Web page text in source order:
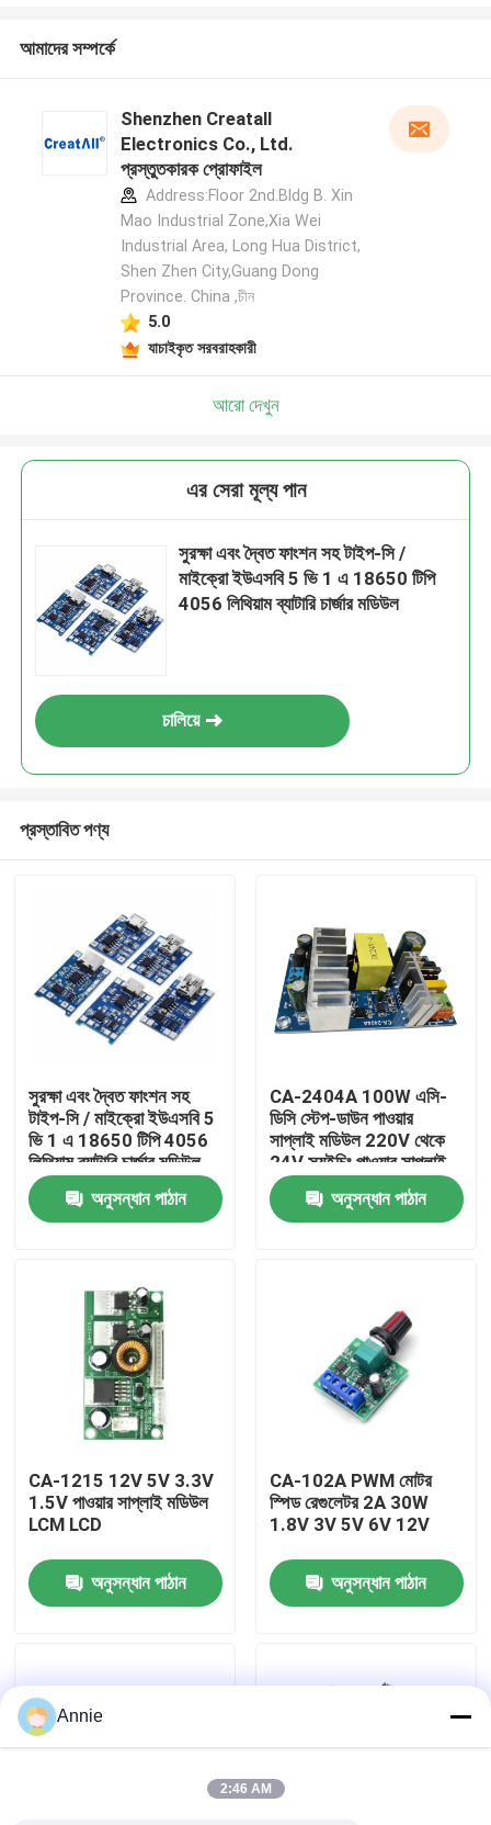
একটি বার্তা রেখে যান
জমা দিন
আমাদের সম্পর্কে
কারখানা পরিদর্শন
আমাদের সাথে যোগাযোগ করুন
খবর
ব্লগ
আমাদের সম্পর্কে
Shenzhen Creatall
Electronics Co., Ltd.
প্রস্তুতকারক প্রোফাইল
Address:Floor 2nd.Bldg B. Xin
Mao Industrial Zone,Xia Wei
Industrial Area, Long Hua District,
Shen Zhen City,Guang Dong
Province. China ,চীন
5.0
যাচাইকৃত সরবরাহকারী
আরো দেখুন
এর সেরা মূল্য পান
সুরক্ষা এবং দ্বৈত ফাংশন সহ টাইপ-সি /
মাইক্রো ইউএসবি 5 ভি 1 এ 18650 টিপি
4056 লিথিয়াম ব্যাটারি চার্জার মডিউল
চালিয়ে
প্রস্তাবিত পণ্য
সুরক্ষা এবং দ্বৈত ফাংশন সহ
টাইপ-সি / মাইক্রো ইউএসবি 5
ভি 1 এ 18650 টিপি 4056
লিথিয়াম ব্যাটারি চার্জার মডিউল
অনুসন্ধান পাঠান
CA-2404A 100W এসি-
ডিসি স্টেপ-ডাউন পাওয়ার
সাপ্লাই মডিউল 220V থেকে
24V স্যুইচিং পাওয়ার সাপ্লাই
অনুসন্ধান পাঠান
CA-1215 12V 5V 3.3V
1.5V পাওয়ার সাপ্লাই মডিউল
LCM LCD
অনুসন্ধান পাঠান
CA-102A PWM মোটর
স্পিড রেগুলেটর 2A 30W
1.8V 3V 5V 6V 12V
অনুসন্ধান পাঠান
Annie
2:46 AM